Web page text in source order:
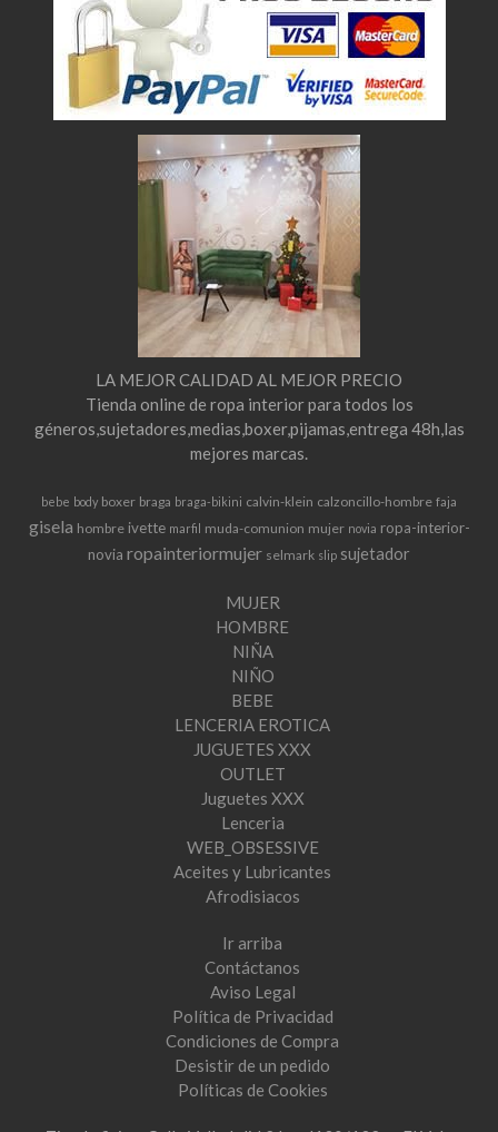
LA MEJOR CALIDAD AL MEJOR PRECIO
Tienda online de ropa interior para todos los
géneros,sujetadores,medias,boxer,pijamas,entrega 48h,las
mejores marcas.
bebe body boxer braga braga-bikini calvin-klein calzoncillo-hombre faja
gisela hombre ivette marfil muda-comunion mujer novia ropa-interior-
novia ropainteriormujer selmark slip sujetador
MUJER
HOMBRE
NIÑA
NIÑO
BEBE
LENCERIA EROTICA
JUGUETES XXX
OUTLET
Juguetes XXX
Lenceria
WEB_OBSESSIVE
Aceites y Lubricantes
Afrodisiacos
Ir arriba
Contáctanos
Aviso Legal
Política de Privacidad
Condiciones de Compra
Desistir de un pedido
Políticas de Cookies